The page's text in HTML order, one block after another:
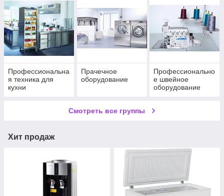
Профессиональна
я техника для
кухни
Прачечное
оборудование
Профессионально
е швейное
оборудование
Смотреть все группы
Хит продаж